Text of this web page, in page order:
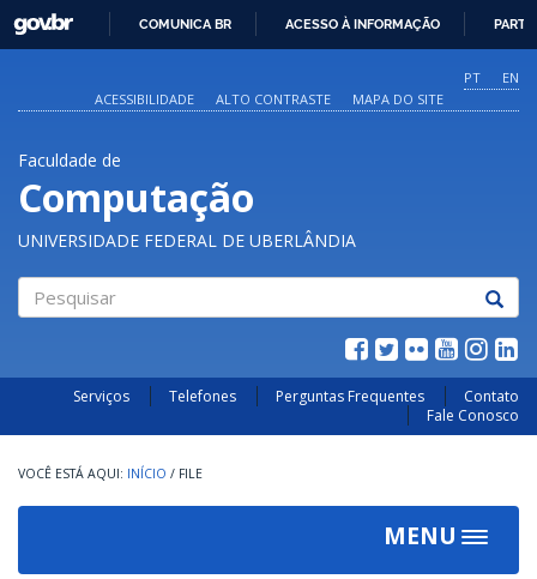
O
CONTEÚDO
GOVBR
COMUNICA BR ACESSO À INFORMAÇÃO
PT
EN
ACESSIBILIDADE
ALTO CONTRASTE MAPA DO SITE
Faculdade de
Computação
UNIVERSIDADE FEDERAL DE UBERLÂNDIA
Serviços Telefones Perguntas Frequentes
Contato
Fale Conosco
INÍCIO / FILE
MENU
Toggle